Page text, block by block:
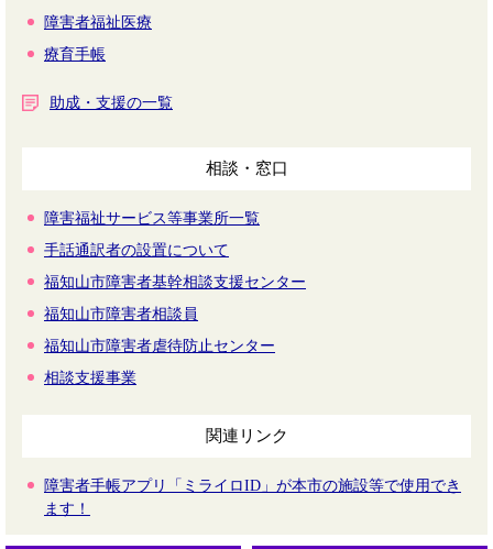
障害者福祉医療
療育手帳
助成・支援の一覧
相談・窓口
障害福祉サービス等事業所一覧
手話通訳者の設置について
福知山市障害者基幹相談支援センター
福知山市障害者相談員
福知山市障害者虐待防止センター
相談支援事業
関連リンク
障害者手帳アプリ「ミライロID」が本市の施設等で使用でき
ます！